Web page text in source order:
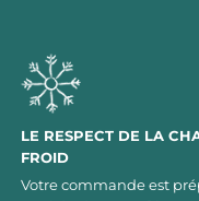
LE RESPECT DE LA
FROID
Votre commande est